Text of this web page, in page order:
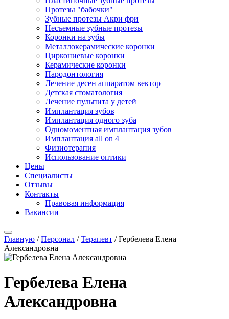
Протезы "бабочки"
Зубные протезы Акри фри
Несъемные зубные протезы
Коронки на зубы
Металлокерамические коронки
Циркониевые коронки
Керамические коронки
Пародонтология
Лечение десен аппаратом вектор
Детская стоматология
Лечение пульпита у детей
Имплантация зубов
Имплантация одного зуба
Одномоментная имплантация зубов
Имплантация all on 4
Физиотерапия
Использование оптики
Цены
Специалисты
Отзывы
Контакты
Правовая информация
Вакансии
Главную /Персонал /Терапевт /Гербелева Елена
Александровна
Гербелева Елена
Александровна